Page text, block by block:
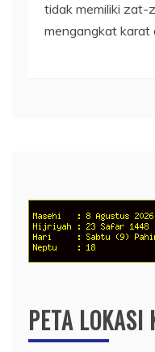
tidak memiliki zat-
mengangkat karat
PETA LOKASI